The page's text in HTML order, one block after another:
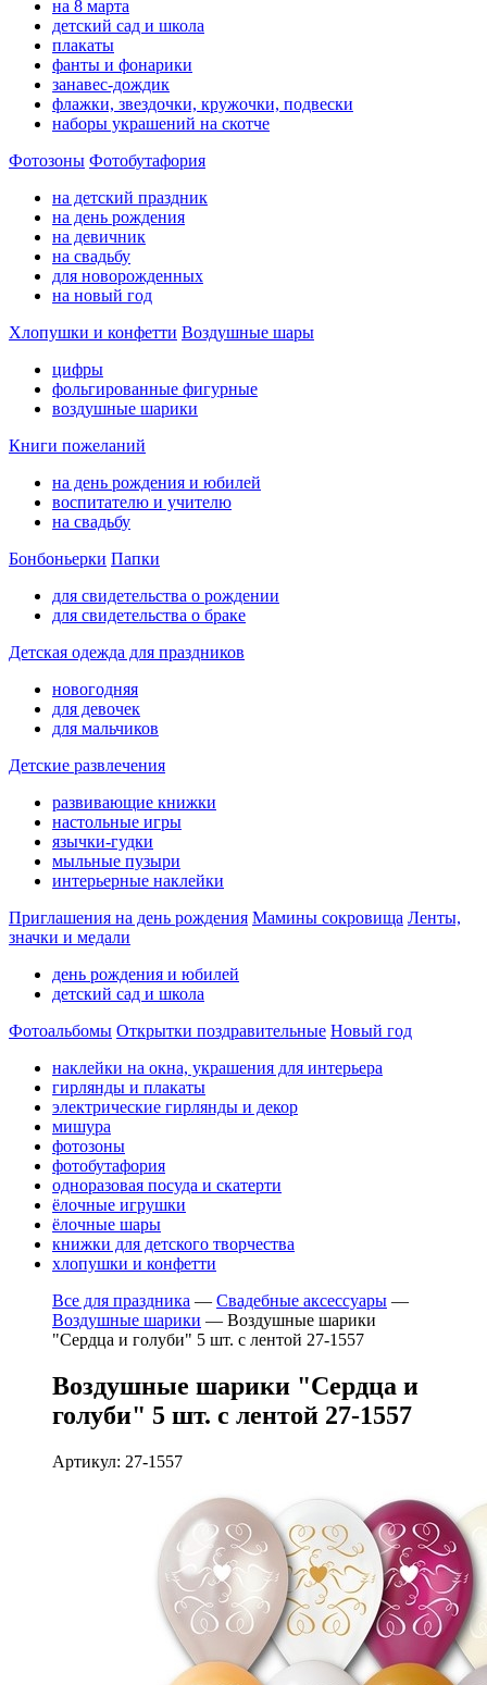
на 8 марта
детский сад и школа
плакаты
фанты и фонарики
занавес-дождик
флажки, звездочки, кружочки, подвески
наборы украшений на скотче
Фотозоны Фотобутафория
на детский праздник
на день рождения
на девичник
на свадьбу
для новорожденных
на новый год
Хлопушки и конфетти Воздушные шары
цифры
фольгированные фигурные
воздушные шарики
Книги пожеланий
на день рождения и юбилей
воспитателю и учителю
на свадьбу
Бонбоньерки Папки
для свидетельства о рождении
для свидетельства о браке
Детская одежда для праздников
новогодняя
для девочек
для мальчиков
Детские развлечения
развивающие книжки
настольные игры
язычки-гудки
мыльные пузыри
интерьерные наклейки
Приглашения на день рождения Мамины сокровища Ленты,
значки и медали
день рождения и юбилей
детский сад и школа
Фотоальбомы Открытки поздравительные Новый год
наклейки на окна, украшения для интерьера
гирлянды и плакаты
электрические гирлянды и декор
мишура
фотозоны
фотобутафория
одноразовая посуда и скатерти
ёлочные игрушки
ёлочные шары
книжки для детского творчества
хлопушки и конфетти
Все для праздника — Свадебные аксессуары —
Воздушные шарики — Воздушные шарики
"Сердца и голуби" 5 шт. с лентой 27-1557
Воздушные шарики "Сердца и
голуби" 5 шт. с лентой 27-1557
Артикул: 27-1557